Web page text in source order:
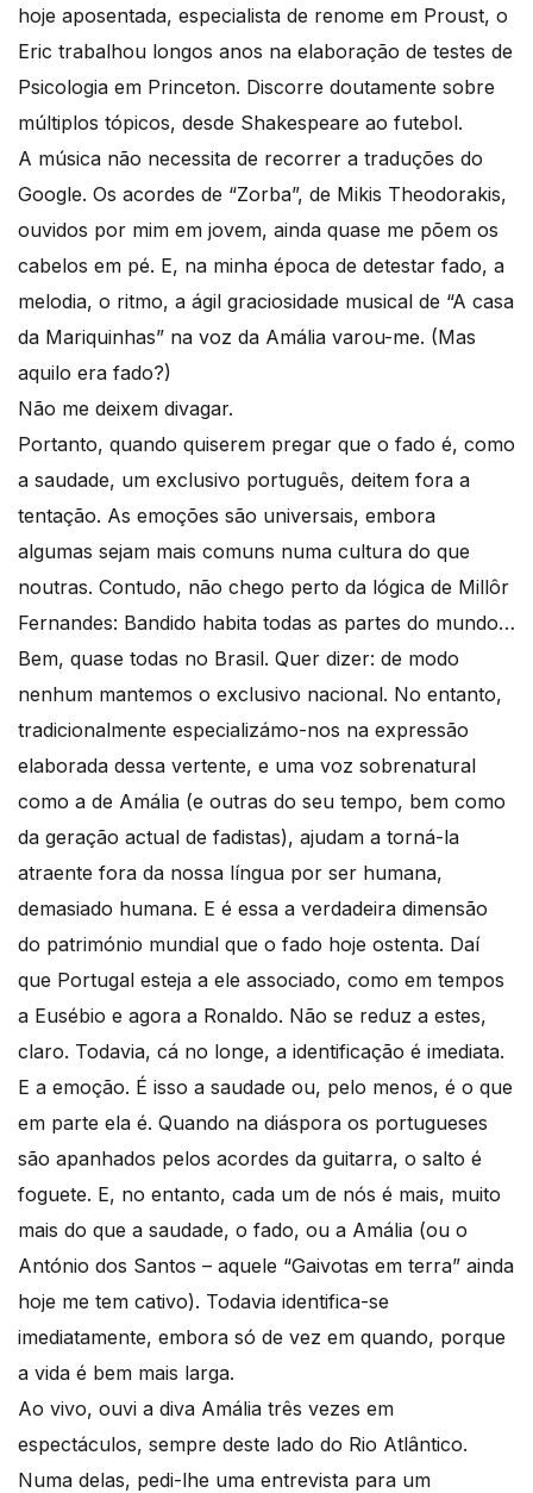
hoje aposentada, especialista de renome em Proust, o
Eric trabalhou longos anos na elaboração de testes de
Psicologia em Princeton. Discorre doutamente sobre
múltiplos tópicos, desde Shakespeare ao futebol.
A música não necessita de recorrer a traduções do
Google. Os acordes de “Zorba”, de Mikis Theodorakis,
ouvidos por mim em jovem, ainda quase me põem os
cabelos em pé. E, na minha época de detestar fado, a
melodia, o ritmo, a ágil graciosidade musical de “A casa
da Mariquinhas” na voz da Amália varou-me. (Mas
aquilo era fado?)
Não me deixem divagar.
Portanto, quando quiserem pregar que o fado é, como
a saudade, um exclusivo português, deitem fora a
tentação. As emoções são universais, embora
algumas sejam mais comuns numa cultura do que
noutras. Contudo, não chego perto da lógica de Millôr
Fernandes: Bandido habita todas as partes do mundo…
Bem, quase todas no Brasil. Quer dizer: de modo
nenhum mantemos o exclusivo nacional. No entanto,
tradicionalmente especializámo-nos na expressão
elaborada dessa vertente, e uma voz sobrenatural
como a de Amália (e outras do seu tempo, bem como
da geração actual de fadistas), ajudam a torná-la
atraente fora da nossa língua por ser humana,
demasiado humana. E é essa a verdadeira dimensão
do património mundial que o fado hoje ostenta. Daí
que Portugal esteja a ele associado, como em tempos
a Eusébio e agora a Ronaldo. Não se reduz a estes,
claro. Todavia, cá no longe, a identificação é imediata.
E a emoção. É isso a saudade ou, pelo menos, é o que
em parte ela é. Quando na diáspora os portugueses
são apanhados pelos acordes da guitarra, o salto é
foguete. E, no entanto, cada um de nós é mais, muito
mais do que a saudade, o fado, ou a Amália (ou o
António dos Santos – aquele “Gaivotas em terra” ainda
hoje me tem cativo). Todavia identifica-se
imediatamente, embora só de vez em quando, porque
a vida é bem mais larga.
Ao vivo, ouvi a diva Amália três vezes em
espectáculos, sempre deste lado do Rio Atlântico.
Numa delas, pedi-lhe uma entrevista para um